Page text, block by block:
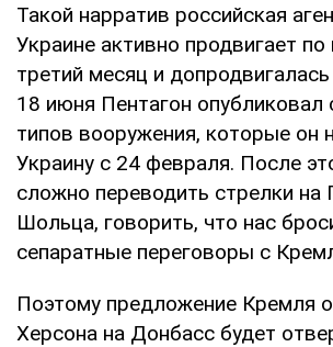
Такой нарратив российская
Украине активно продвигает
третий месяц и
18 июня Пентагон опубликовал
типов вооружения, которые он
Украину с 24 февраля. После
сложно переводить стрелки на
Шольца, говорить, что нас
сепаратные переговоры с
Поэтому предложение Кремля
Херсона на Донбасс будет